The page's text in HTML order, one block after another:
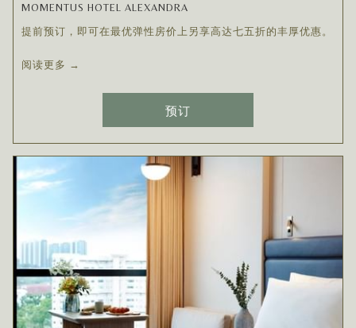
MOMENTUS HOTEL ALEXANDRA
提前预订，即可在最优弹性房价上另享高达七五折的丰厚优惠。
阅读更多
预订